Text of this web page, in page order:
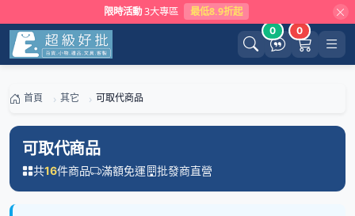
限時活動 3大專區 最低8.9折起
0 0
首頁 其它 可取代商品
可取代商品
共16件商品 滿額免運 批發商直營